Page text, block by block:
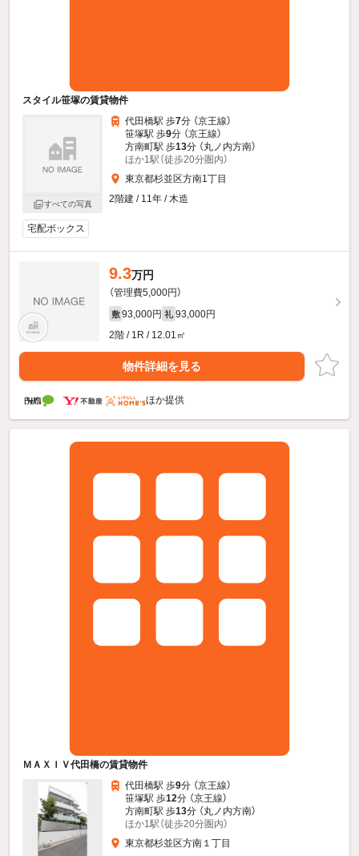
スタイル笹塚の賃貸物件
すべての写真
代田橋駅 歩7分 （京王線）
笹塚駅 歩9分 （京王線）
方南町駅 歩13分 （丸ノ内方南）
ほか1駅（徒歩20分圏内）
東京都杉並区方南1丁目
2階建 / 11年 / 木造
宅配ボックス
9.3万円
（管理費5,000円）
敷 93,000円 礼 93,000円
2階 / 1R / 12.01㎡
物件詳細を見る
ほか提供
ＭＡＸＩＶ代田橋の賃貸物件
代田橋駅 歩9分 （京王線）
笹塚駅 歩12分 （京王線）
方南町駅 歩13分 （丸ノ内方南）
ほか1駅（徒歩20分圏内）
東京都杉並区方南１丁目